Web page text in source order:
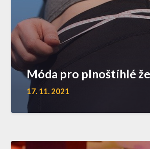
Móda pro plnoštíhlé
17. 11. 2021